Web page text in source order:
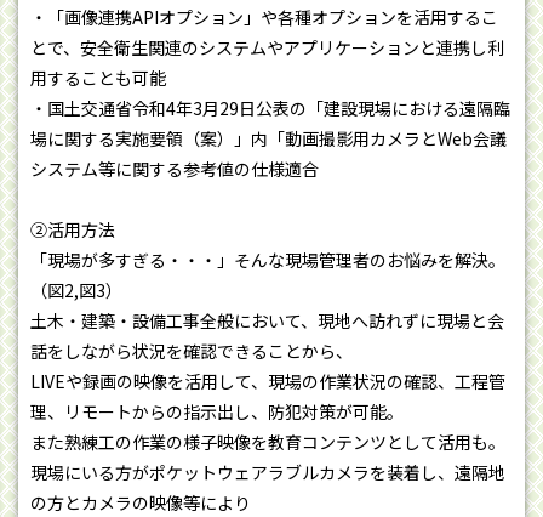
・「画像連携APIオプション」や各種オプションを活用するこ
とで、安全衛生関連のシステムやアプリケーションと連携し利
用することも可能
・国土交通省令和4年3月29日公表の「建設現場における遠隔臨
場に関する実施要領（案）」内「動画撮影用カメラとWeb会議
システム等に関する参考値の仕様適合
②活用方法
「現場が多すぎる・・・」そんな現場管理者のお悩みを解決。
（図2,図3）
土木・建築・設備工事全般において、現地へ訪れずに現場と会
話をしながら状況を確認できることから、
LIVEや録画の映像を活用して、現場の作業状況の確認、工程管
理、リモートからの指示出し、防犯対策が可能。
また熟練工の作業の様子映像を教育コンテンツとして活用も。
現場にいる方がポケットウェアラブルカメラを装着し、遠隔地
の方とカメラの映像等により